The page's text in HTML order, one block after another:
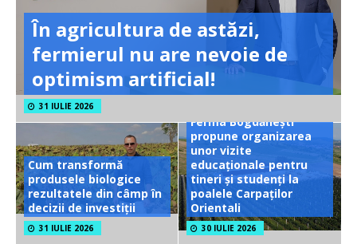
În agricultura de astăzi,
fermierul nu are nevoie de
optimism artificial!
31 IULIE 2026
Cum transformă
produsele biologice
rezultatele din câmp în
decizii de investiții
31 IULIE 2026
Ferma Bogdănești
propune organizarea
unor vizite
educaționale pentru
tineri și studenți la
poalele Carpaților
Orientali
30 IULIE 2026